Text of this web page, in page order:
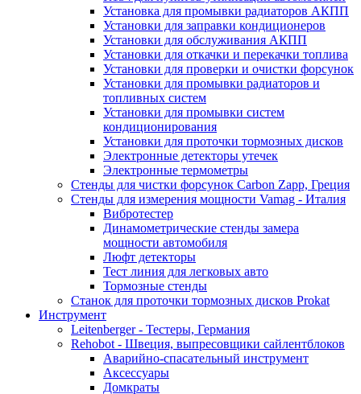
Установка для промывки радиаторов АКПП
Установки для заправки кондиционеров
Установки для обслуживания АКПП
Установки для откачки и перекачки топлива
Установки для проверки и очистки форсунок
Установки для промывки радиаторов и
топливных систем
Установки для промывки систем
кондиционирования
Установки для проточки тормозных дисков
Электронные детекторы утечек
Электронные термометры
Стенды для чистки форсунок Carbon Zapp, Греция
Стенды для измерения мощности Vamag - Италия
Вибротестер
Динамометрические стенды замера
мощности автомобиля
Люфт детекторы
Тест линия для легковых авто
Тормозные стенды
Станок для проточки тормозных дисков Prokat
Инструмент
Leitenberger - Тестеры, Германия
Rehobot - Швеция, выпресовщики сайлентблоков
Аварийно-спасательный инструмент
Аксессуары
Домкраты